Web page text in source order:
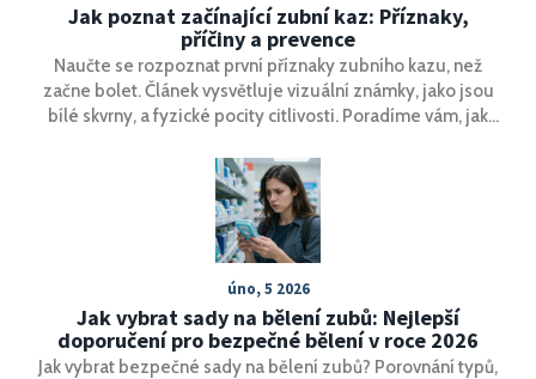
Jak poznat začínající zubní kaz: Příznaky,
příčiny a prevence
Naučte se rozpoznat první příznaky zubního kazu, než
začne bolet. Článek vysvětluje vizuální známky, jako jsou
bílé skvrny, a fyzické pocity citlivosti. Poradíme vám, jak
návštěva zubaře.
úno, 5 2026
Jak vybrat sady na bělení zubů: Nejlepší
doporučení pro bezpečné bělení v roce 2026
Jak vybrat bezpečné sady na bělení zubů? Porovnání typů,